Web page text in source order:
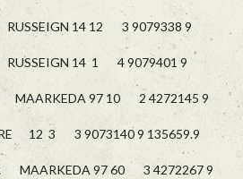
RUSSEIGN 14 12 3 9079338 9
RUSSEIGN 14 1 4 9079401 9
MAARKEDA 97 10 2 4272145 9
12 3 3 9073140 9 135659.9
MAARKEDA 97 60 3 4272267 9